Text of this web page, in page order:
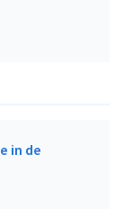
in de